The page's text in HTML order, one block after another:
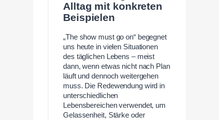
Alltag mit konkreten
Beispielen
„The show must go on“ begegnet
uns heute in vielen Situationen
des täglichen Lebens – meist
dann, wenn etwas nicht nach Plan
läuft und dennoch weitergehen
muss. Die Redewendung wird in
unterschiedlichen
Lebensbereichen verwendet, um
Gelassenheit, Stärke oder